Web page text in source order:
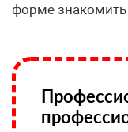
форме знакомить